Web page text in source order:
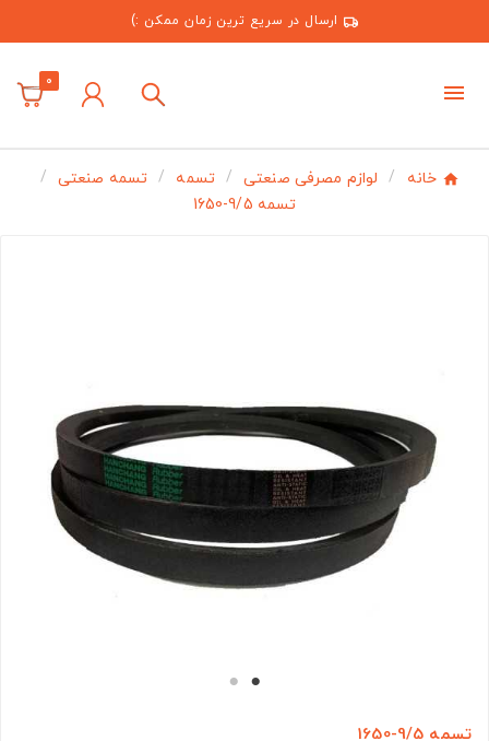
ارسال در سریع ترین زمان ممکن :)
0
خانه لوازم مصرفی صنعتی تسمه
تسمه صنعتی
تسمه 9/5-1650
تسمه 9/5-1650